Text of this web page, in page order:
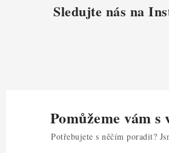
Sledujte nás na
Pomůžeme vám s
Potřebujete s něčím poradit?